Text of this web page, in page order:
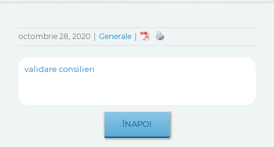
octombrie 28, 2020 Generale
validare consilieri